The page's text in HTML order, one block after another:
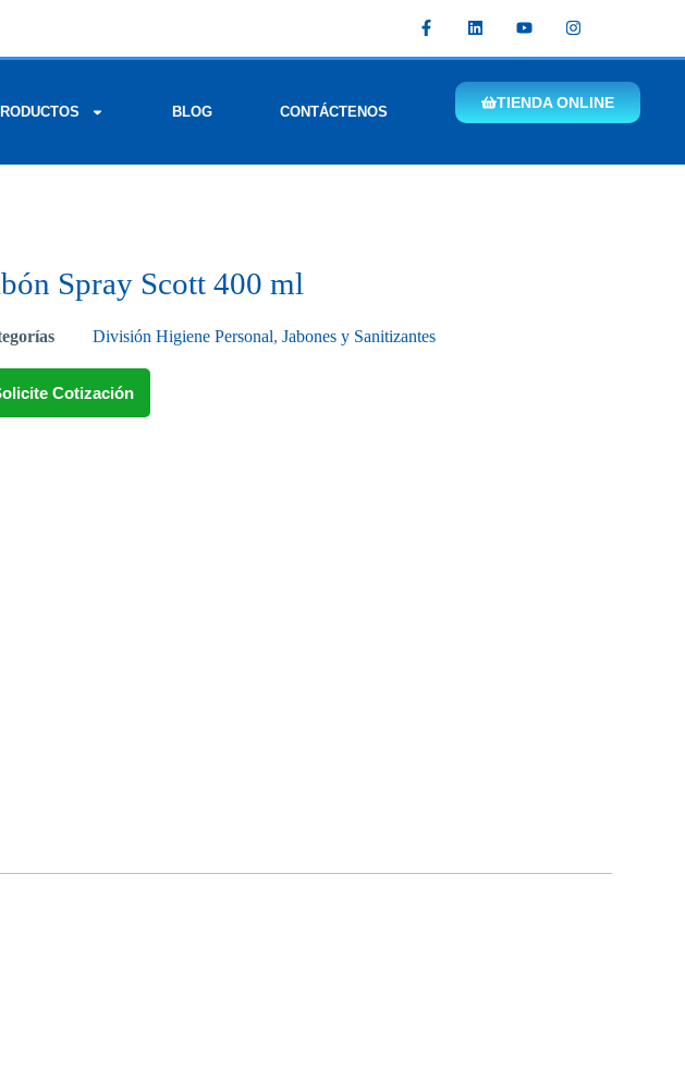
BLOG CONTÁCTENOS
TIENDA ONLINE
Spray Scott 400 ml
División Higiene Personal, Jabones y Sanitizantes
Cotización